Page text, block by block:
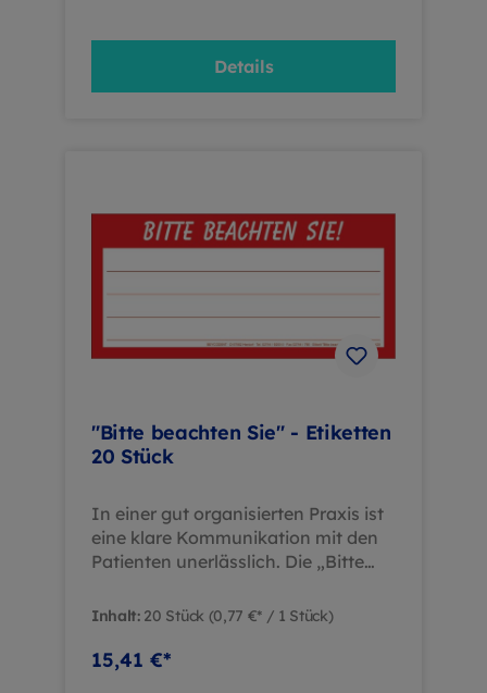
wichtigen Dokumenten
nachvollziehbar zu gestalten.
Standardisiertes Formular
erleichtert die Übergabeprozesse.
Platzsparend: Kompaktes DIN A6-
Zeitersparnis: Reduziert den
administrativen Aufwand bei der
Dokumentation von
dabei, administrative Abläufe zu
optimieren und gleichzeitig den
zu werden.
Details
"Bitte beachten Sie" - Etiketten
20 Stück
In einer gut organisierten Praxis ist
eine klare Kommunikation mit den
Patienten unerlässlich. Die „Bitte
einfache und effektive Möglichkeit,
platzieren – sei es am Praxisschild,
Inhalt: 20 Stück (0,77 €* / 1 Stück)
15,41 €*